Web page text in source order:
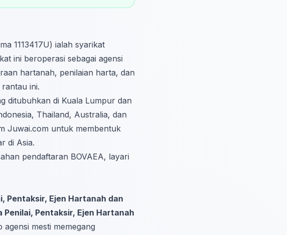
1113417U) ialah syarikat
ini beroperasi sebagai agensi
hartanah, penilaian harta, dan
ini.
ditubuhkan di Kuala Lumpur dan
Thailand, Australia, dan
Juwai.com untuk membentuk
di Asia.
pendaftaran BOVAEA, layari
Pentaksir, Ejen Hartanah dan
Penilai, Pentaksir, Ejen Hartanah
agensi mesti memegang